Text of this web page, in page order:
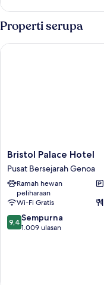
Kamar
Properti serupa
Bristol
Palace
Hotel
Pusat
Bersejarah
Genoa
Bristol Palace Hotel
Pusat Bersejarah Genoa
Ramah hewan
peliharaan
Wi-Fi Gratis
9.4
dari
9,4 Sempurna
1.009 ulasan
Bristol Palace Hotel